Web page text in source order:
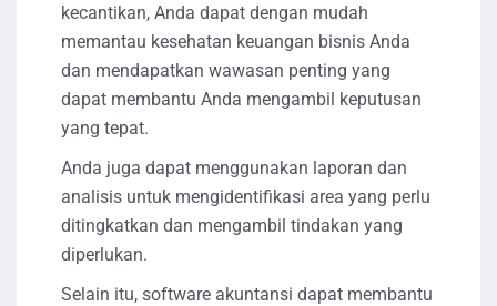
kecantikan, Anda dapat dengan mudah
memantau kesehatan keuangan bisnis Anda
dan mendapatkan wawasan penting yang
dapat membantu Anda mengambil keputusan
yang tepat.
Anda juga dapat menggunakan laporan dan
analisis untuk mengidentifikasi area yang perlu
ditingkatkan dan mengambil tindakan yang
diperlukan.
Selain itu, software akuntansi dapat membantu